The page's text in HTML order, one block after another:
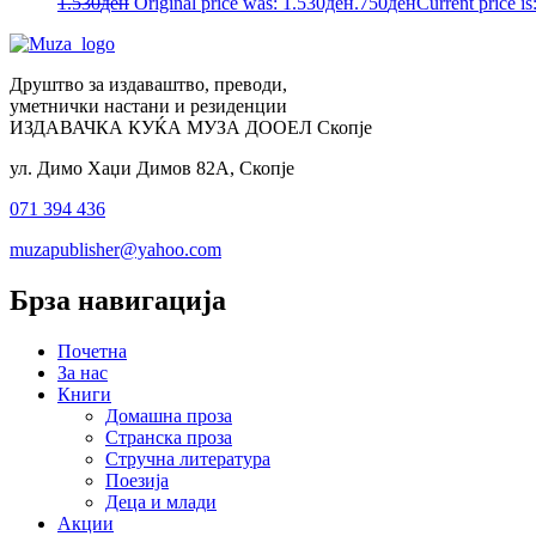
Друштво за издаваштво, преводи,
уметнички настани и резиденции
ИЗДАВАЧКА КУЌА МУЗА ДООЕЛ Скопје
ул. Димо Хаџи Димов 82А, Скопје
071 394 436
muzapublisher@yahoo.com
Брза навигација
Почетна
За нас
Книги
Домашна проза
Странска проза
Стручна литература
Поезија
Деца и млади
Акции